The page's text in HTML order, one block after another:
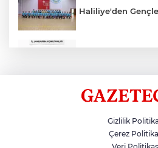
Haliliye'den
Hikmet Başak’tan
Gizlilik
Çerez